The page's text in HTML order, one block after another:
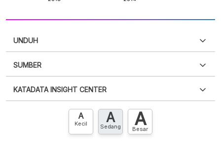
UNDUH
XLS
SUMBER
punya akun?Silakan Daftar sekarang
KATADATA INSIGHT CENTER
Hubungi sekarang »
A
Kecil A
Sedang A
Besar